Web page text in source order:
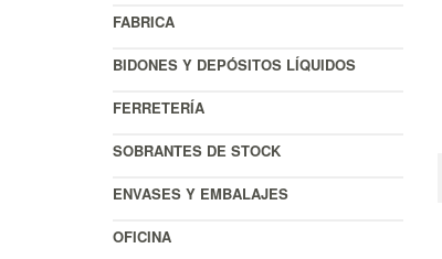
FABRICA
BIDONES Y DEPÓSITOS LÍQUIDOS
FERRETERÍA
SOBRANTES DE STOCK
ENVASES Y EMBALAJES
OFICINA